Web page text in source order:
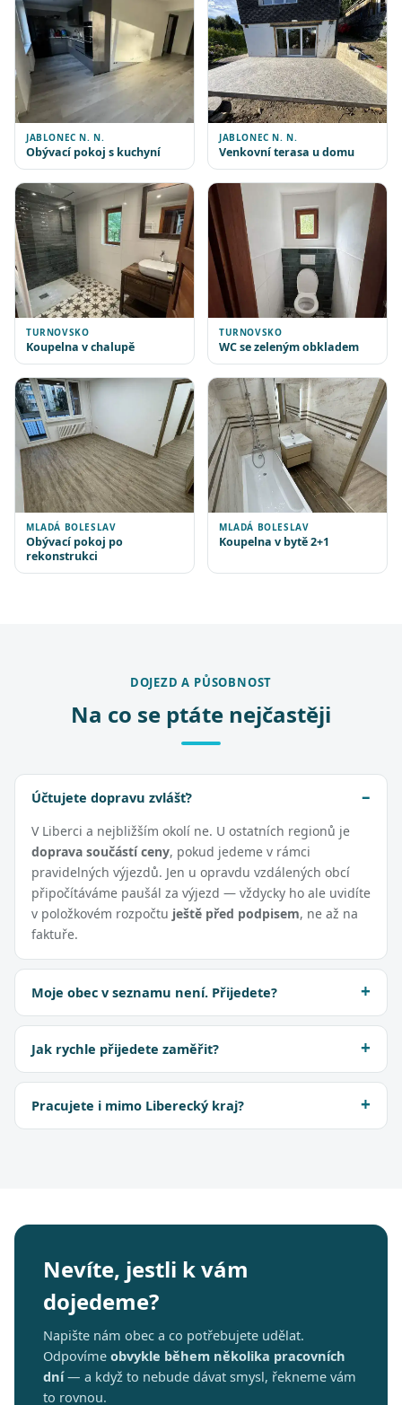
JABLONEC N. N.
Obývací pokoj s kuchyní
JABLONEC N. N.
Venkovní terasa u domu
TURNOVSKO
Koupelna v chalupě
TURNOVSKO
WC se zeleným obkladem
MLADÁ BOLESLAV
Obývací pokoj po
rekonstrukci
MLADÁ BOLESLAV
Koupelna v bytě 2+1
DOJEZD A PŮSOBNOST
Na co se ptáte nejčastěji
Účtujete dopravu zvlášť?
V Liberci a nejbližším okolí ne. U ostatních regionů je
doprava součástí ceny, pokud jedeme v rámci
pravidelných výjezdů. Jen u opravdu vzdálených obcí
připočítáváme paušál za výjezd — vždycky ho ale uvidíte
v položkovém rozpočtu ještě před podpisem, ne až na
faktuře.
Moje obec v seznamu není. Přijedete?
Jak rychle přijedete zaměřit?
Pracujete i mimo Liberecký kraj?
Nevíte, jestli k vám
dojedeme?
Napište nám obec a co potřebujete udělat.
Odpovíme obvykle během několika pracovních
dní— a když to nebude dávat smysl, řekneme vám
to rovnou.